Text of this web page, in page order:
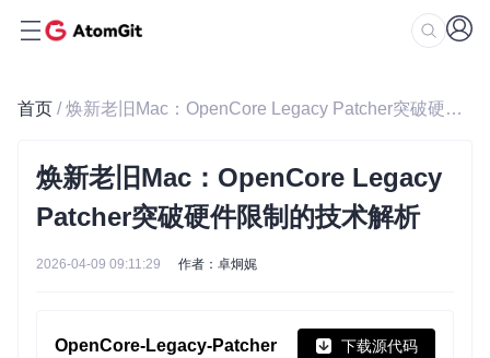
首页 / 焕新老旧Mac：OpenCore Legacy Patcher突破硬件限制的技术解析
焕新老旧Mac：OpenCore Legacy
Patcher突破硬件限制的技术解析
2026-04-09 09:11:29 作者：卓炯娓
OpenCore-Legacy-Patcher 下载源代码